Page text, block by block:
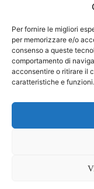
Per fornire le migliori
per memorizzare e/o
consenso a queste
comportamento di
acconsentire o ritirare il
caratteristiche e funzioni.